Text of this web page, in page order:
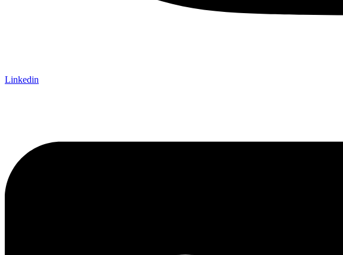
Linkedin